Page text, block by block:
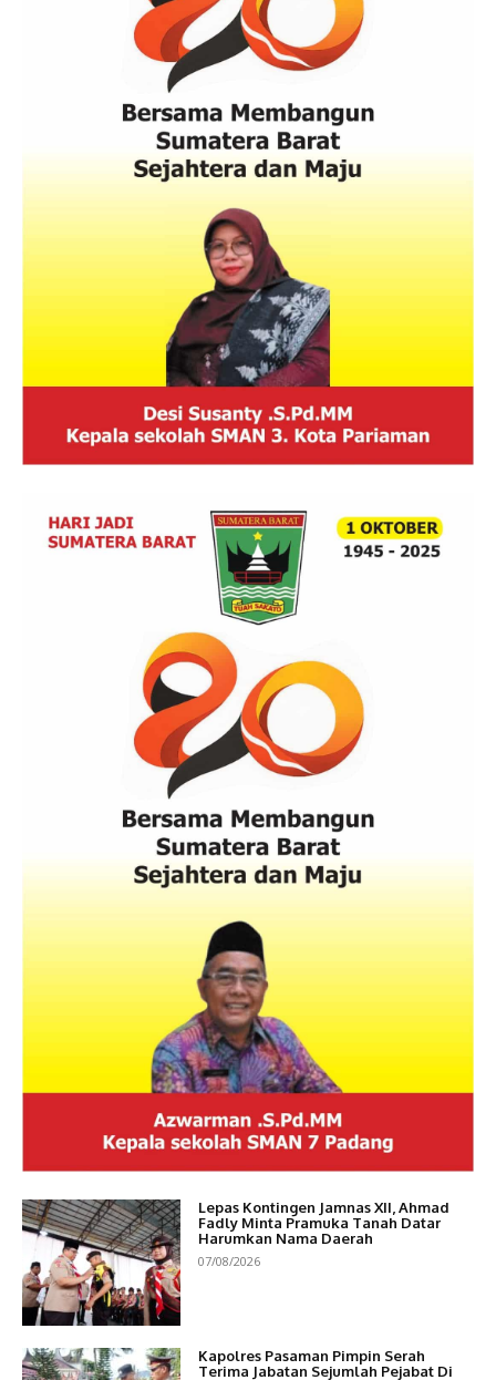
Lepas Kontingen Jamnas XII, Ahmad
Fadly Minta Pramuka Tanah Datar
Harumkan Nama Daerah
07/08/2026
Kapolres Pasaman Pimpin Serah
Terima Jabatan Sejumlah Pejabat Di